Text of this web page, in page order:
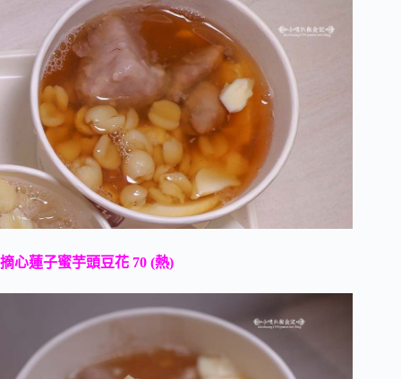
摘心蓮子蜜芋頭豆花 70 (熱)